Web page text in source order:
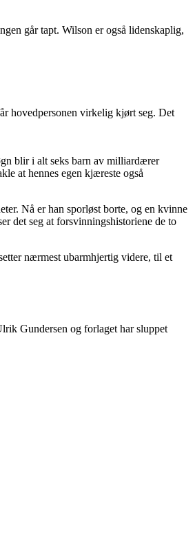
går tapt. Wilson er også lidenskaplig,
hovedpersonen virkelig kjørt seg. Det
blir i alt seks barn av milliardærer
at hennes egen kjæreste også
Nå er han sporløst borte, og en kvinne
det seg at forsvinningshistoriene de to
nærmest ubarmhjertig videre, til et
Gundersen og forlaget har sluppet